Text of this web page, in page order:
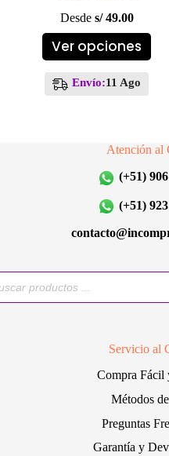
Desde s/49.00
Ver opciones
Este
producto
múltiples
pueden
en
página
producto
Envío:11 Ago
Atención al
(+51)
(+51)
Servicio al
Compra Fácil
Métodos
Preguntas
Garantía y